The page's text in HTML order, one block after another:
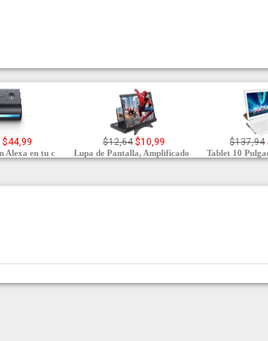
$44,99
Alexa en tu c
$12,64 $10,99
Lupa de Pantalla, Amplificado
$137,94
Tablet 10